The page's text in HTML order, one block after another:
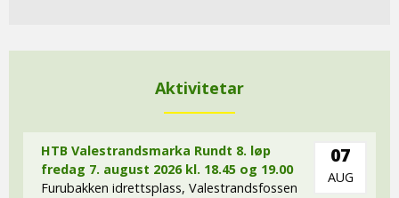
Aktivitetar
HTB Valestrandsmarka Rundt 8. løp
fredag 7. august 2026 kl. 18.45 og 19.00
Furubakken idrettsplass, Valestrandsfossen
07
AUG